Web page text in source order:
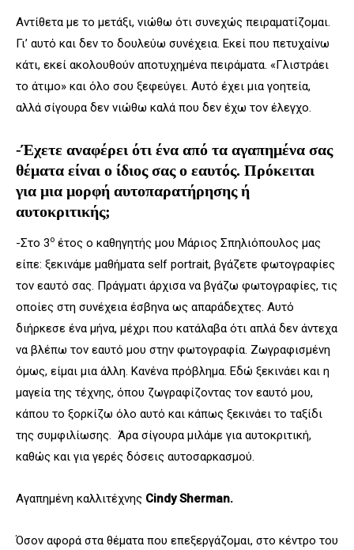
Αντίθετα με το μετάξι, νιώθω ότι συνεχώς πειραματίζομαι.
Γι’ αυτό και δεν το δουλεύω συνέχεια. Εκεί που πετυχαίνω
κάτι, εκεί ακολουθούν αποτυχημένα πειράματα. «Γλιστράει
το άτιμο» και όλο σου ξεφεύγει. Αυτό έχει μια γοητεία,
αλλά σίγουρα δεν νιώθω καλά που δεν έχω τον έλεγχο.
-Έχετε αναφέρει ότι ένα από τα αγαπημένα σας
θέματα είναι ο ίδιος σας ο εαυτός. Πρόκειται
για μια μορφή αυτοπαρατήρησης ή
αυτοκριτικής;
-Στο 3ο έτος ο καθηγητής μου Μάριος Σπηλιόπουλος μας
είπε: ξεκινάμε μαθήματα self portrait, βγάζετε φωτογραφίες
τον εαυτό σας. Πράγματι άρχισα να βγάζω φωτογραφίες, τις
οποίες στη συνέχεια έσβηνα ως απαράδεχτες. Αυτό
διήρκεσε ένα μήνα, μέχρι που κατάλαβα ότι απλά δεν άντεχα
να βλέπω τον εαυτό μου στην φωτογραφία. Ζωγραφισμένη
όμως, είμαι μια άλλη. Κανένα πρόβλημα. Εδώ ξεκινάει και η
μαγεία της τέχνης, όπου ζωγραφίζοντας τον εαυτό μου,
κάπου το ξορκίζω όλο αυτό και κάπως ξεκινάει το ταξίδι
της συμφιλίωσης. Άρα σίγουρα μιλάμε για αυτοκριτική,
καθώς και για γερές δόσεις αυτοσαρκασμού.
Αγαπημένη καλλιτέχνης Cindy Sherman.
Όσον αφορά στα θέματα που επεξεργάζομαι, στο κέντρο του